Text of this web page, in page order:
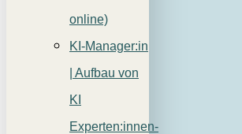
online)
KI-Manager:in
| Aufbau von
KI
Experten:innen-